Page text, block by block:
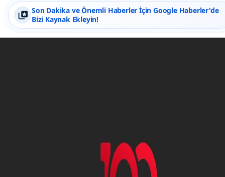
Son Dakika ve Önemli Haberler İçin Google Haberler'de
Bizi Kaynak Ekleyin!